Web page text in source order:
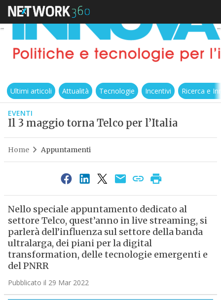
Ultimi articoli Attualità Tecnologie Incentivi Ricerca e
EVENTI
Il 3 maggio torna Telco per l’Italia
Home Appuntamenti
Nello speciale appuntamento dedicato al
settore Telco, quest’anno in live streaming, si
parlerà dell’influenza sul settore della banda
ultralarga, dei piani per la digital
transformation, delle tecnologie emergenti e
del PNRR
Pubblicato il 29 Mar 2022